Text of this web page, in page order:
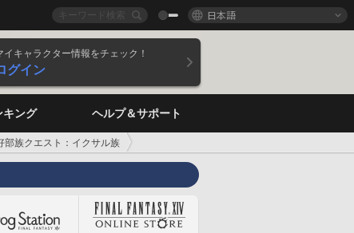
日本語
イキャラクター情報をチェック！
グイン
キング ヘルプ＆サポート
部族クエスト：イクサル族